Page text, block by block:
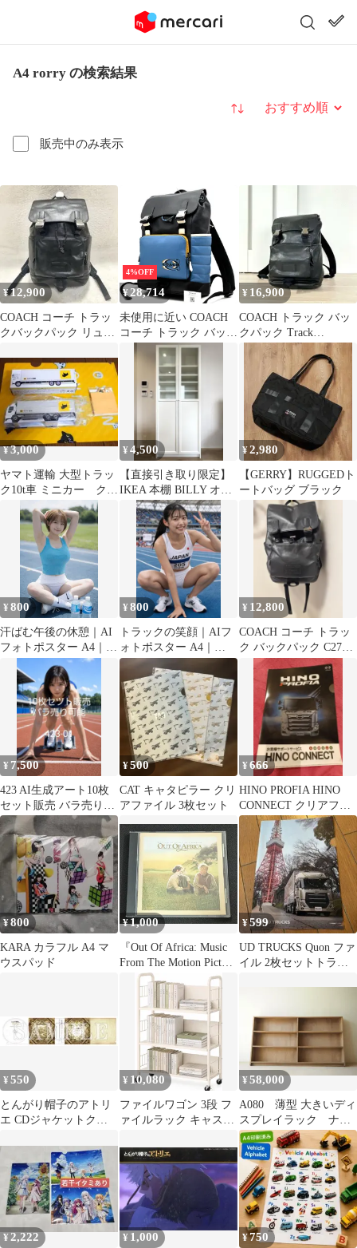
A4 rorry の検索結果
販売中のみ表示
並び替え
¥12,900
COACH コーチ トラッ
クバックパック リュッ
C2710
4%OFF
¥28,714
未使用に近い COACH
コーチ トラック バック
パック キルティング ア
ンド コーチ スタンプ
リュック デイパック ス
ムース カーフ レザー
収納 大容量 自立 通勤
通学 旅行 レジャー メ
ンズ レディース ユニセ
ックス
¥ 16,900
COACH トラック バッ
クパック Track
Backpack ブラック
¥3,000
ヤマト運輸 大型トラッ
ク10t車 ミニカー クリ
アファイル 付箋 セ
ット
¥4,500
【直接引き取り限定】
IKEA 本棚 BILLY オク
スベリ 扉付き
¥2,980
【GERRY】RUGGEDト
ートバッグ ブラック
¥800
汗ばむ午後の休憩｜AI
フォトポスター A4｜
MRS-000765
¥800
トラックの笑顔｜AIフ
ォトポスター A4｜
MRC-0334
¥ 12,800
COACH コーチ トラッ
ク バックパック C2710
レザー 黒 PC収納
¥ 7,500
423 AI生成アート10枚
セット販売 バラ売り可
能A4光沢紙ポスター
¥500
CAT キャタピラー クリ
アファイル 3枚セット
¥666
HINO PROFIA HINO
CONNECT クリアファ
イル
¥800
KARA カラフル A4 マ
ウスパッド
¥1,000
『Out Of Africa: Music
From The Motion Picture
Soundtrack』 John Barry
映画音楽 サウンドトラ
ック OST
¥599
UD TRUCKS Quon ファ
イル 2枚セットトラッ
¥550
とんがり帽子のアトリ
エ CDジャケットクリ
ラック 特典
¥ 10,080
ファイルワゴン 3段 フ
ァイルラック キャスタ
クワゴン 教科書 収納
整理棚 大容量 スチール
製 勉強棚 ブックトラッ
ク 360度回転 オフィス
図書館 リビング 学習
デスク横 出し入れしや
すい A4対応
¥58,000
A080 薄型 大きいディ
スプレイラック ナラ
材 飾り棚 収納棚
食器棚 陳列台 ケー
ス 本棚 ブックラッ
ク 木製 古い木 古
家具 古道具 天然生
活 店舗什器 雑貨
屋 リビング インテ
リア カフェ レト
¥ 2,222 ¥ 1,000 ¥750